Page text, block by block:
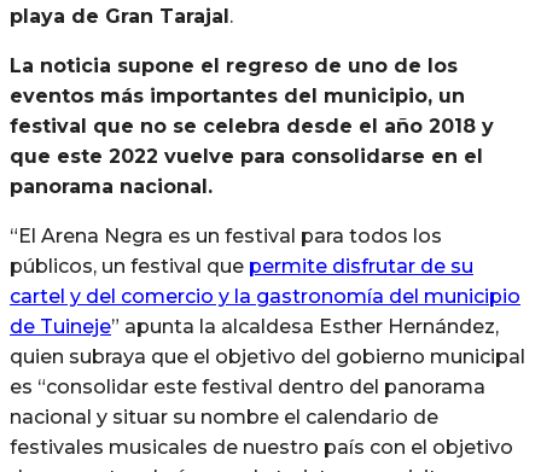
playa de Gran Tarajal .
La noticia supone el regreso de uno de los
eventos más importantes del municipio, un
festival que no se celebra desde el año 2018 y
que este 2022 vuelve para consolidarse en el
panorama nacional.
“El Arena Negra es un festival para todos los
públicos, un festival que permite disfrutar de su
cartel y del comercio y la gastronomía del municipio
de Tuineje” apunta la alcaldesa Esther Hernández,
quien subraya que el objetivo del gobierno municipal
es “consolidar este festival dentro del panorama
nacional y situar su nombre el calendario de
festivales musicales de nuestro país con el objetivo